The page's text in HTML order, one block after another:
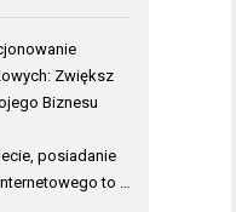
Zwiększ
Biznesu
posiadanie
to …